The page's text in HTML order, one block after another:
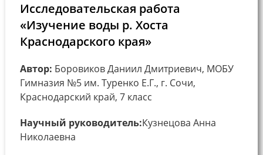
Исследовательская работа
«Изучение воды р. Хоста
Краснодарского края»
Автор: Боровиков Даниил Дмитриевич, МОБУ
Гимназия №5 им. Туренко Е.Г., г. Сочи,
Краснодарский край, 7 класс
Научный руководитель:Кузнецова Анна
Николаевна